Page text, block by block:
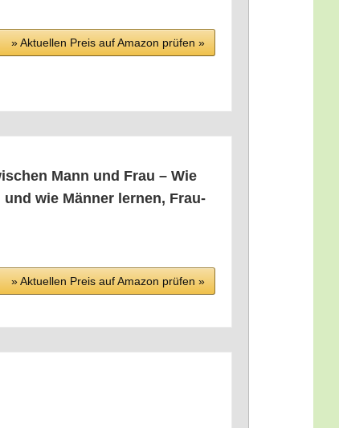
» Aktu­el­len Preis auf Ama­zon prü­fen »
Mann und Frau – Wie
wie Män­ner ler­nen, Frau­
» Aktu­el­len Preis auf Ama­zon prü­fen »